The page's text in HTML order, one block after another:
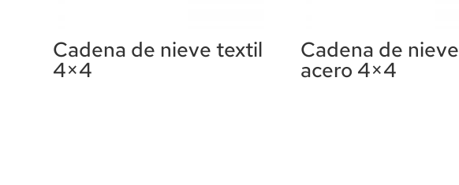
Cadena de nieve textil
4×4
Cadena de nieve
acero 4×4